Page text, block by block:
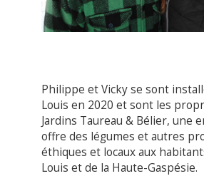
Philippe et Vicky se sont
Louis en 2020 et sont les
Jardins Taureau & Bélier, une
offre des légumes et autres
éthiques et locaux aux
Louis et de la Haute-Gaspésie.